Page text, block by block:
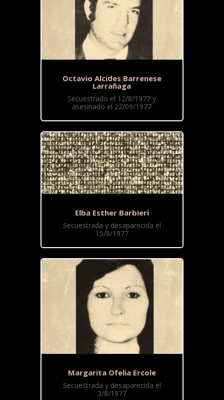
Octavio Alcides Barrenese
Larrañaga
Secuestrado el 12/8/1977 y
asesinado el 22/09/1977
Elba Esther Barbieri
Secuestrada y desaparecida el
15/8/1977
Margarita Ofelia Ercole
Secuestrada y desaparecida el
3/8/1977